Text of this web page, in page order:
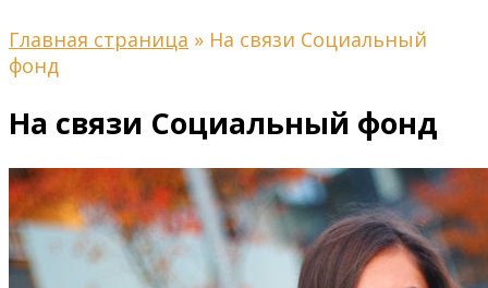
Главная страница » На связи Социальный
фонд
На связи Социальный фонд